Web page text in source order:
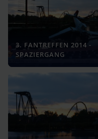
3. FANTREFFEN 2014 -
SPAZIERGANG